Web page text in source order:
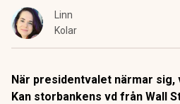
Linn
Kolar
När presidentvalet närmar
Kan storbankens vd från Wall